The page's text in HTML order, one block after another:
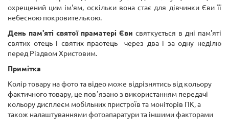
охрещений цим ім'ям, оскільки вона стає для дівчинки Єви її
небесною покровителькою.
День пам'яті святої праматері Єви святкується в дні пам'яті
святих отець і святих праотець через два і за одну неділю
перед Різдвом Христовим.
Примітка
Колір товару на фото та відео може відрізнятись від кольору
фактичного товару, це повʼязано з використанням передачі
кольору дисплеєм мобільних пристроїв та моніторів ПК, а
також налаштуваннями фотоапаратури та іншими факторами